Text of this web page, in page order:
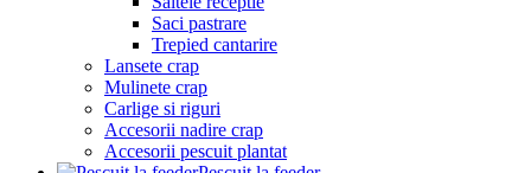
Saci pastrare
Trepied cantarire
Lansete crap
Mulinete crap
Carlige si riguri
Accesorii nadire crap
Accesorii pescuit plantat